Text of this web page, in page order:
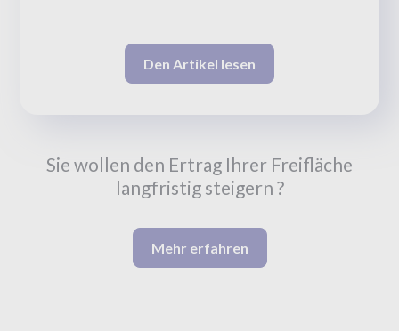
Den Artikel lesen
Sie wollen den Ertrag Ihrer Freifläche
langfristig steigern ?
Mehr erfahren